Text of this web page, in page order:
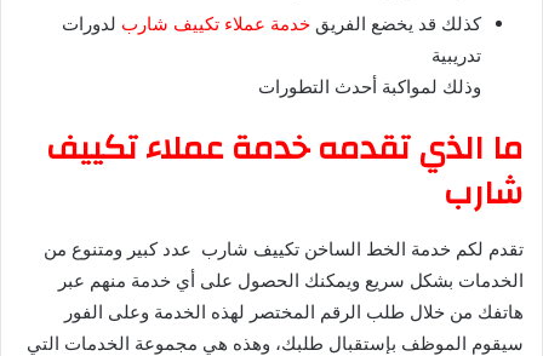
كذلك قد يخضع الفريق خدمة عملاء تكييف شارب لدورات
تدريبية
وذلك لمواكبة أحدث التطورات
ما الذي تقدمه خدمة عملاء تكييف
شارب
تقدم لكم خدمة الخط الساخن تكييف شارب عدد كبير ومتنوع من
الخدمات بشكل سريع ويمكنك الحصول على أي خدمة منهم عبر
هاتفك من خلال طلب الرقم المختصر لهذه الخدمة وعلى الفور
سيقوم الموظف بإستقبال طلبك، وهذه هي مجموعة الخدمات التي